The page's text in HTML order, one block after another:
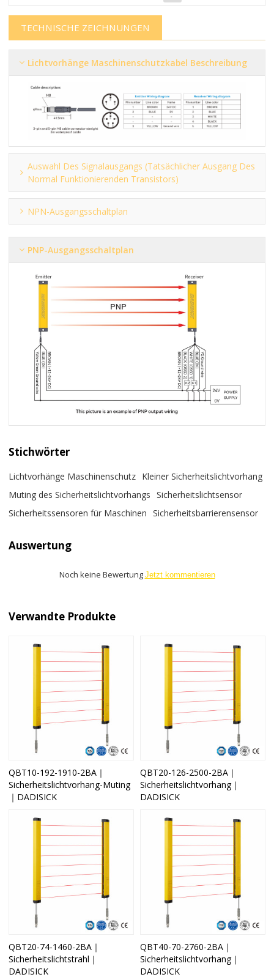
TECHNISCHE ZEICHNUNGEN
Lichtvorhänge Maschinenschutzkabel Beschreibung
Auswahl Des Signalausgangs (tatsächlicher Ausgang Des
Normal Funktionierenden Transistors)
NPN-Ausgangsschaltplan
PNP-Ausgangsschaltplan
Stichwörter
Lichtvorhänge Maschinenschutz Kleiner Sicherheitslichtvorhang
Muting des Sicherheitslichtvorhangs
Sicherheitslichtsensor
Sicherheitssensoren für Maschinen
Sicherheitsbarrierensensor
Auswertung
Noch keine Bewertung Jetzt kommentieren
Verwandte Produkte
QBT10-192-1910-2BA｜
Sicherheitslichtvorhang-Muting
｜DADISICK
QBT20-126-2500-2BA｜
Sicherheitslichtvorhang｜
DADISICK
QBT20-74-1460-2BA｜
Sicherheitslichtstrahl｜
DADISICK
QBT40-70-2760-2BA｜
Sicherheitslichtvorhang｜
DADISICK